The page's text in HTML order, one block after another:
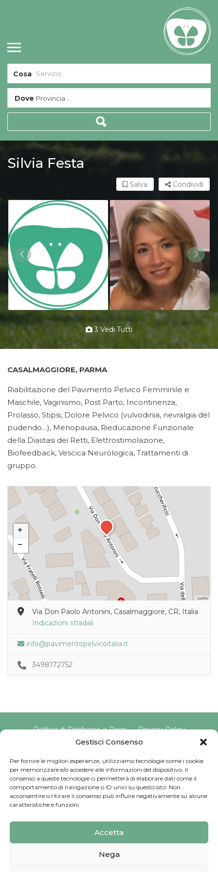
Gestisci Consenso
Per fornire le migliori esperienze, utilizziamo tecnologie come i cookie
per memorizzare e/o accedere alle informazioni del dispositivo. Il
consenso a queste tecnologie ci permetterà di elaborare dati come il
comportamento di navigazione o ID unici su questo sito. Non
acconsentire o ritirare il consenso può influire negativamente su alcune
caratteristiche e funzioni.
Accetta
Nega
Cosa
Dove Provincia...
Silvia Festa
Condividi
Salva
3 Vedi Tutti
CASALMAGGIORE, PARMA
Riabilitazione del Pavimento Pelvico Femminile e
Maschile, Vaginismo, Post Parto, Incontinenza,
Prolasso, Stipsi, Dolore Pelvico (vulvodinia, nevralgia del
pudendo…), Menopausa, Rieducazione Funzionale
della Diastasi dei Retti, Elettrostimolazione,
Biofeedback, Vescica Neurologica, Trattamenti di
gruppo.
Leaflet
Via Don Paolo Antonini, Casalmaggiore, CR, Italia
Indicazioni stradali
info@pavimentopelvicoitalia.it
3498172752
Politica di Rimborso e Reso
Privacy Policy
Cookie Policy
Copyright © 2025 Pavimento Pelvico Italia beAPPI srl |
Indirizzo: Via Cassia 1827 Int. A, 00123 Roma (RM) |
P.IVA: 16569171008 | Email PEC:
pavimentopelvicoitalia@pec.it | Codice Univoco: